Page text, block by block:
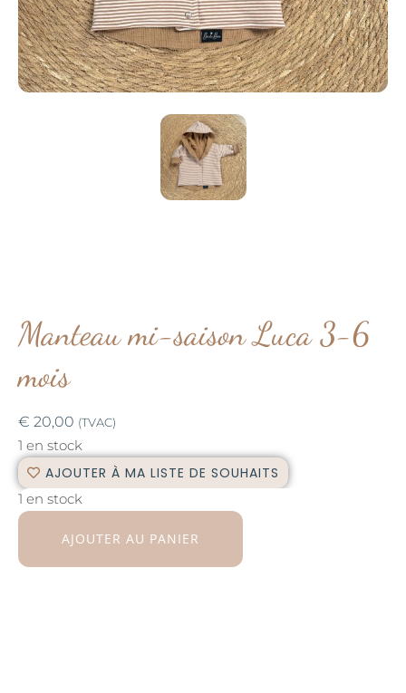
Manteau mi-saison Luca 3-6
mois
€ 20,00 (TVAC)
1 en stock
AJOUTER À MA LISTE DE SOUHAITS
1 en stock
AJOUTER AU PANIER